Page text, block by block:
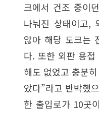
크에서 건조 중이
나눠진 상태이고,
않아 해당 도크는
다. 또한 외판 용
해도 없었고 충분
았다”라고 반박했
한 출입로가 10곳